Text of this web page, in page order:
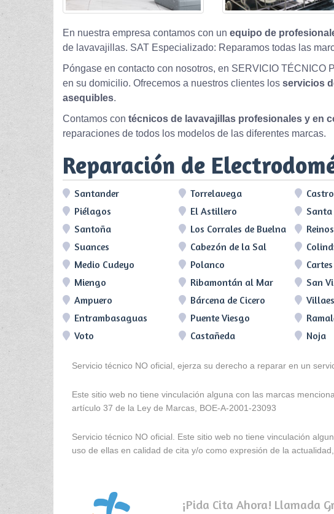
En nuestra empresa contamos con un equipo de
de lavavajillas. SAT Especializado: Reparamos todas las
Póngase en contacto con nosotros, en SERVICIO TÉCNICO
en su domicilio. Ofrecemos a nuestros clientes los servicios
asequibles.
Contamos con técnicos de lavavajillas profesionales y en
reparaciones de todos los modelos de las diferentes marcas.
Reparación de
Santander Torrelavega
Piélagos
El Astillero Santa
Santoña
Los Corrales de Buelna
Suances
Cabezón de la Sal
Medio Cudeyo
Polanco Cartes
Miengo
Ribamontán al Mar San
Ampuero
Bárcena de Cicero
Entrambasaguas
Puente Viesgo
Voto
Castañeda Noja
Servicio técnico NO oficial, ejerza su derecho a reparar en un
Este sitio web no tiene vinculación alguna con las marcas
artículo 37 de la Ley de Marcas, BOE-A-2001-23093
Servicio técnico NO oficial. Este sitio web no tiene vinculación
uso de ellas en calidad de cita y/o como expresión de la
¡Pida Cita Ahora! Llamada